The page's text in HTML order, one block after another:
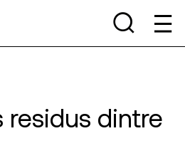
residus dintre